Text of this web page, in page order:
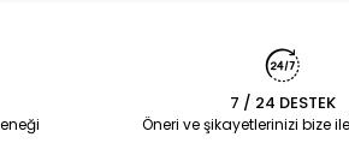
7 / 24 DESTEK
Öneri ve şikayetlerinizi bize